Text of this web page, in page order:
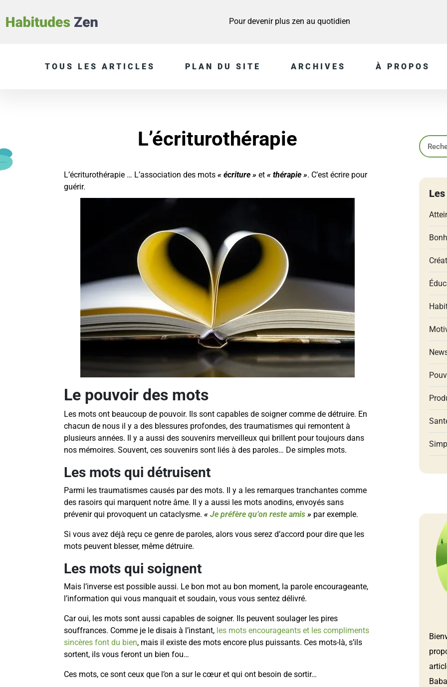
Pour devenir plus zen au quotidien
TOUS LES ARTICLES PLAN DU SITE ARCHIVES À PROPOS
L’écriturothérapie
L’écriturothérapie … L’association des mots « écriture » et « thérapie ». C’est écrire pour
guérir.
Le pouvoir des mots
Les mots ont beaucoup de pouvoir. Ils sont capables de soigner comme de détruire. En
chacun de nous il y a des blessures profondes, des traumatismes qui remontent à
plusieurs années. Il y a aussi des souvenirs merveilleux qui brillent pour toujours dans
nos mémoires. Souvent, ces souvenirs sont liés à des paroles… De simples mots.
Les mots qui détruisent
Parmi les traumatismes causés par des mots. Il y a les remarques tranchantes comme
des rasoirs qui marquent notre âme. Il y a aussi les mots anodins, envoyés sans
prévenir qui provoquent un cataclysme. « Je préfère qu’on reste amis » par exemple.
Si vous avez déjà reçu ce genre de paroles, alors vous serez d’accord pour dire que les
mots peuvent blesser, même détruire.
Les mots qui soignent
Mais l’inverse est possible aussi. Le bon mot au bon moment, la parole encourageante,
l’information qui vous manquait et soudain, vous vous sentez délivré.
Car oui, les mots sont aussi capables de soigner. Ils peuvent soulager les pires
souffrances. Comme je le disais à l’instant, les mots encourageants et les compliments
sincères font du bien, mais il existe des mots encore plus puissants. Ces mots-là, s’ils
sortent, ils vous feront un bien fou…
Ces mots, ce sont ceux que l’on a sur le cœur et qui ont besoin de sortir…